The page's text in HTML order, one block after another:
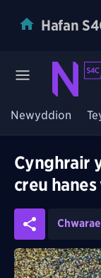
Hafan
Newyddion
Cynghrair
creu